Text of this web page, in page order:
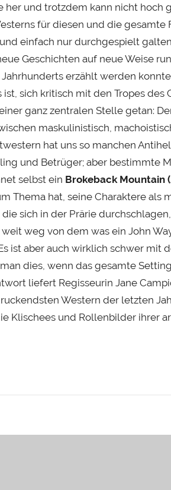
und trotzdem kann nicht hoch
für diesen und die gesamte
einfach nur durchgespielt
Geschichten auf neue Weise
erzählt werden
sich kritisch mit den Tropes des
ganz zentralen Stelle getan:
maskulinistisch,
hat uns so manchen
und Betrüger; aber bestimmte
selbst ein Brokeback Mountain
Thema hat, seine Charaktere als
sich in der Prärie
weg von dem was ein John
ist aber auch wirklich schwer mit
dies, wenn das gesamte
liefert Regisseurin Jane
Western der letzten
Klischees und Rollenbilder ihrer